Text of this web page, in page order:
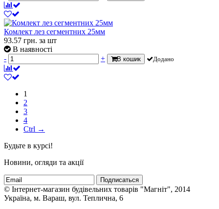
Комлект лез сегментних 25мм
93.57 грн. за шт
В наявності
-
+ В кошик Додано
1
2
3
4
Ctrl →
Будьте в курсі!
Новини, огляди та акції
Подписаться
© Інтернет-магазин будівельних товарів "Магніт", 2014
Україна, м. Вараш, вул. Теплична, 6